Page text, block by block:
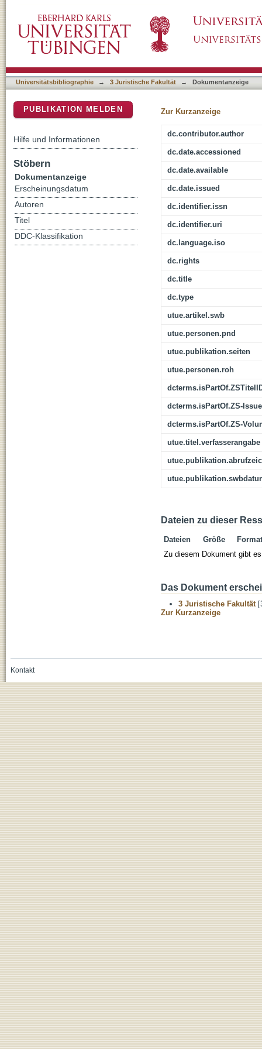
Universitätsbibliographie → 3 Juristische Fakultät → Dokumentanzeige
Zur Kurzanzeige
dc.contributor.author
dc.date.accessioned
dc.date.available
dc.date.issued
dc.identifier.issn
dc.identifier.uri
dc.language.iso
dc.rights
dc.title
dc.type
utue.artikel.swb
utue.personen.pnd
utue.publikation.seiten
utue.personen.roh
dcterms.isPartOf.ZS-Issue
dcterms.isPartOf.ZS-
utue.titel.verfasserangabe
Dateien zu dieser
Dateien Größe
Format
Zu diesem Dokument gibt
Das Dokument
3 Juristische Fakultät
Zur Kurzanzeige
PUBLIKATION MELDEN
Hilfe und Informationen
Stöbern
Dokumentanzeige
Erscheinungsdatum
Autoren
Titel
DDC-Klassifikation
Kontakt